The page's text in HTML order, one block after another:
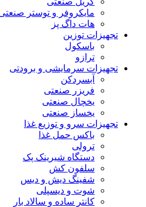
مایکروفر و توستر
هات داگ پز
تجهیزات توزین
باسکول
ترازو
تجهیزات سرمایشی و برودتی
آبسردکن
فریزر صنعتی
یخچال صنعتی
یخساز صنعتی
تجهیزات سرو و توزیع غذا
باکس حمل غذا
ترولی
دستگاه شیرینک پک
سلفون کش
شفینگ دیش و دیس
شوت و دیسپلی
کانتر ساده و سالاد بار